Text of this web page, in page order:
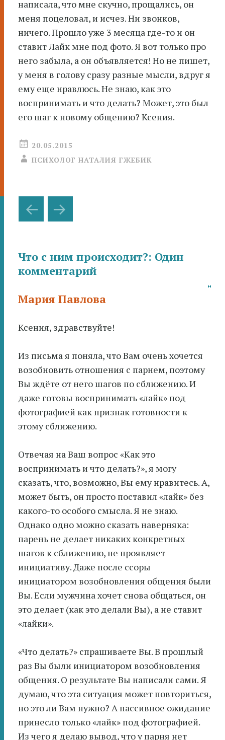
написала, что мне скучно, прощались, он
меня поцеловал, и исчез. Ни звонков,
ничего. Прошло уже 3 месяца где-то и он
ставит Лайк мне под фото. Я вот только про
него забыла, а он объявляется! Но не пишет,
у меня в голову сразу разные мысли, вдруг я
ему еще нравлюсь. Не знаю, как это
воспринимать и что делать? Может, это был
его шаг к новому общению? Ксения.
20.05.2015
ПСИХОЛОГ НАТАЛИЯ ГЖЕБИК
Навигация
по
записям
Что с ним происходит?: Один
комментарий
Мария Павлова
Ксения, здравствуйте!
Из письма я поняла, что Вам очень хочется
возобновить отношения с парнем, поэтому
Вы ждёте от него шагов по сближению. И
даже готовы воспринимать «лайк» под
фотографией как признак готовности к
этому сближению.
Отвечая на Ваш вопрос «Как это
воспринимать и что делать?», я могу
сказать, что, возможно, Вы ему нравитесь. А,
может быть, он просто поставил «лайк» без
какого-то особого смысла. Я не знаю.
Однако одно можно сказать наверняка:
парень не делает никаких конкретных
шагов к сближению, не проявляет
инициативу. Даже после ссоры
инициатором возобновления общения были
Вы. Если мужчина хочет снова общаться, он
это делает (как это делали Вы), а не ставит
«лайки».
«Что делать?» спрашиваете Вы. В прошлый
раз Вы были инициатором возобновления
общения. О результате Вы написали сами. Я
думаю, что эта ситуация может повториться,
но это ли Вам нужно? А пассивное ожидание
принесло только «лайк» под фотографией.
Из чего я делаю вывод, что у парня нет